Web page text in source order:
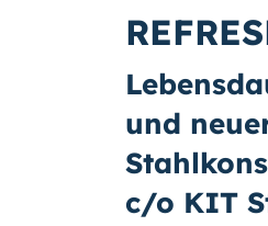
und
c/o KIT